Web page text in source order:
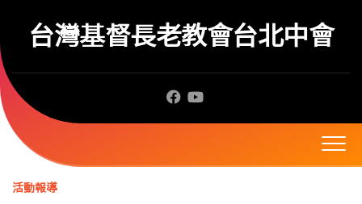
content台灣基督長老教會台北中會
活動報導